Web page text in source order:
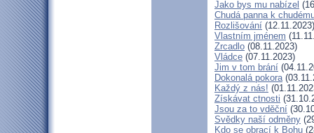
Jako bys mu nabízel
Chudá panna k
Rozlišování (12.11.2023)
Vlastním jménem
Zrcadlo (08.11.2023)
Vládce (07.11.2023)
Jim v tom brání
Dokonalá pokora
Každý z nás!
Získávat ctnosti
Jsou za to vděční
Svědky naší odměny
Kdo se obrací k Bohu